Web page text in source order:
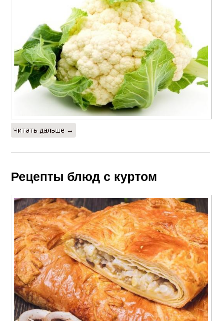
Читать дальше →
Рецепты блюд с куртом